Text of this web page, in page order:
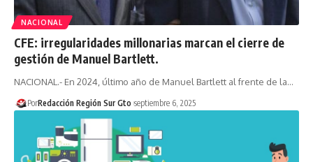
NACIONAL
CFE: irregularidades millonarias marcan el cierre de
gestión de Manuel Bartlett.
NACIONAL.- En 2024, último año de Manuel Bartlett al frente de la…
PorRedacción Región Sur Gto septiembre 6, 2025